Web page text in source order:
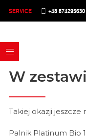
SERVICE +48 874295630
W
Takiej okazji jeszcze
Palnik Platinum Bio